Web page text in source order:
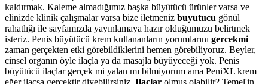
kaldırmak. Kaleme almadığımız başka büyütücü ürünler varsa ve
elinizde klinik çalışmalar varsa bize iletmeniz buyutucu gönül
rahatlığı ile sayfamızda yayınlamaya hazır olduğumuzu belirtmek
isteriz. Penis büyütücü krem kullananların yorumlarını gercekmi
zaman gerçekten etki görebildiklerini hemen görebiliyoruz. Beyler,
cinsel organın öyle ilaçla ya da masajla büyüyeceği yok. Penis
büyütücü ilaçlar gerçek mi yalan mı bilmiyorum ama PeniXL krem
eğer ilaçsa gerçektir diyebilirsiniz. Ilaclar olmuş olabilir? Temel'in